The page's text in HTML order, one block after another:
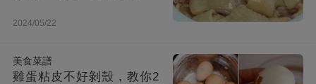
2024/05/22
美食菜譜
雞蛋粘皮不好剝殼，教你2